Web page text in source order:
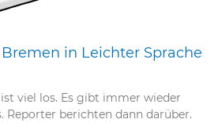
in Leichter Sprache
viel los. Es gibt immer wieder
Reporter berichten dann darüber.